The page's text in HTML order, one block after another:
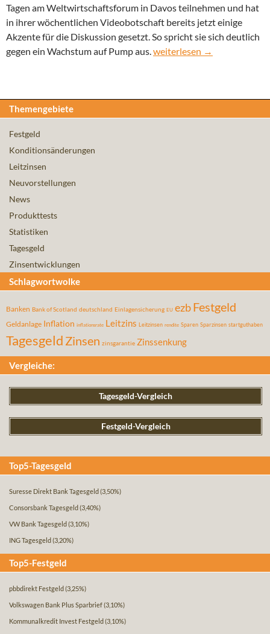
Tagen am Weltwirtschaftsforum in Davos teilnehmen und hat
in ihrer wöchentlichen Videobotschaft bereits jetzt einige
Akzente für die Diskussion gesetzt. So spricht sie sich deutlich
gegen ein Wachstum auf Pump aus.Wirtschaftliches
weiterlesen →
Themengebiete
Festgeld
Konditionsänderungen
Leitzinsen
Neuvorstellungen
News
Produkttests
Statistiken
Tagesgeld
Zinsentwicklungen
Schlagwortwolke
Banken Bank of Scotland deutschland Einlagensicherung EU ezbFestgeld
Geldanlage Inflation inflationsrate Leitzins Leitzinsen rendite Sparen Sparzinsen startguthaben
Tagesgeld Zinsen zinsgarantie Zinssenkung
Vergleiche:
Tagesgeld-Vergleich
Festgeld-Vergleich
Top5-Tagesgeld
Suresse Direkt Bank Tagesgeld (3,50%)
Consorsbank Tagesgeld (3,40%)
VW Bank Tagesgeld (3,10%)
ING Tagesgeld (3,20%)
Top5-Festgeld
pbbdirekt Festgeld (3,25%)
Volkswagen Bank Plus Sparbrief(3,10%)
Kommunalkredit Invest Festgeld (3,10%)